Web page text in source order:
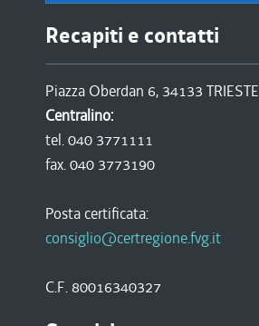
Recapiti e contatti
Piazza Oberdan 6, 34133 TRIESTE
Centralino:
tel. 040 3771111
fax. 040 3773190
Posta certificata:
consiglio@certregione.fvg.it
C.F. 80016340327